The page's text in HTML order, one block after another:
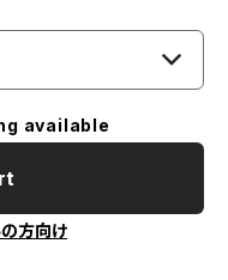
available
方向け